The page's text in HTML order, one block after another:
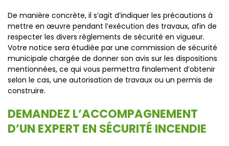
De manière concrète, il s’agit d’indiquer les précautions à
mettre en œuvre pendant l’exécution des travaux, afin de
respecter les divers règlements de sécurité en vigueur.
Votre notice sera étudiée par une commission de sécurité
municipale chargée de donner son avis sur les dispositions
mentionnées, ce qui vous permettra finalement d’obtenir
selon le cas, une autorisation de travaux ou un permis de
construire.
DEMANDEZ L’ACCOMPAGNEMENT
D’UN EXPERT EN SÉCURITÉ INCENDIE